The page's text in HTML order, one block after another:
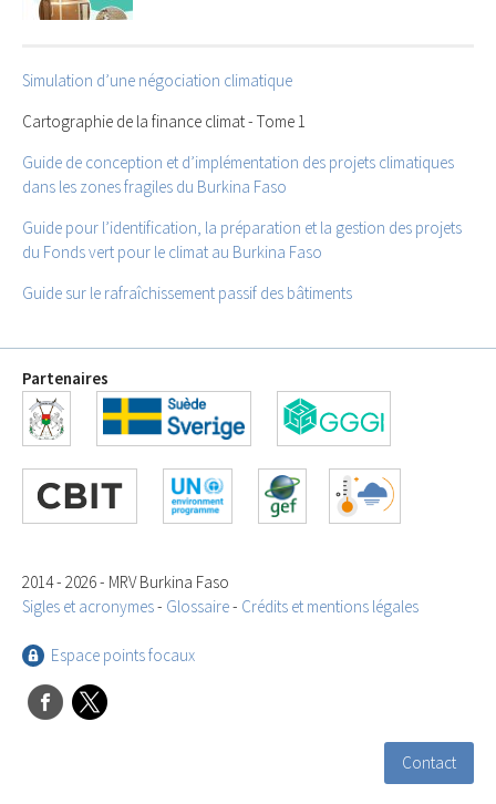
Simulation d’une négociation climatique
Cartographie de la finance climat - Tome 1
Guide de conception et d’implémentation des projets climatiques
dans les zones fragiles du Burkina Faso
Guide pour l’identification, la préparation et la gestion des projets
du Fonds vert pour le climat au Burkina Faso
Guide sur le rafraîchissement passif des bâtiments
Partenaires
2014 - 2026 - MRV Burkina Faso
Sigles et acronymes- Glossaire- Crédits et mentions légales
Espace points focaux
Contact